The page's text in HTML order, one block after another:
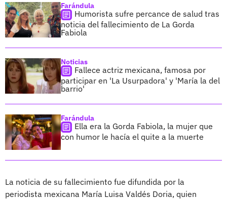
Farándula
Humorista sufre percance de salud tras
noticia del fallecimiento de La Gorda
Fabiola
Noticias
Fallece actriz mexicana, famosa por
participar en 'La Usurpadora' y 'María la del
barrio'
Farándula
Ella era la Gorda Fabiola, la mujer que
con humor le hacía el quite a la muerte
La noticia de su fallecimiento fue difundida por la
periodista mexicana María Luisa Valdés Doria, quien